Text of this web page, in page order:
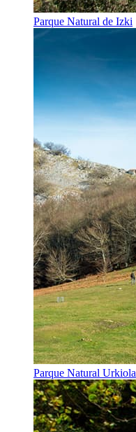
Parque Natural de Izki
Parque Natural Urkiola